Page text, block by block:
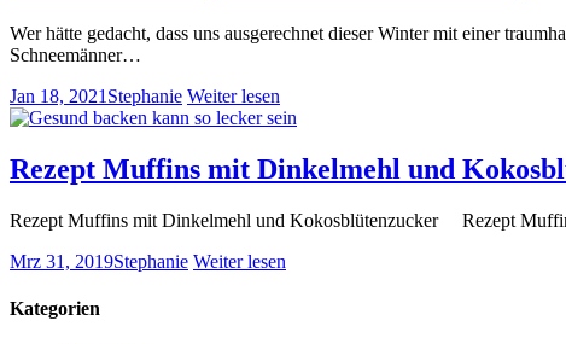
Wer hätte gedacht, dass uns ausgerechnet dieser Winter mit einer
Schneemänner…
Jan 18, 2021 Stephanie Weiter lesen
Rezept Muffins mit Dinkelmehl und
Rezept Muffins mit Dinkelmehl und Kokosblütenzucker Rezept
Mrz 31, 2019Stephanie Weiter lesen
Kategorien